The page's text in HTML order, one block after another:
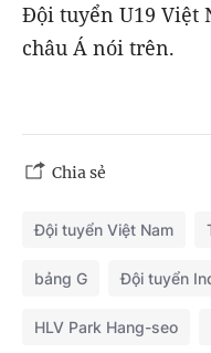
Đội tuyển U19 Việt
châu Á nói trên.
Chia sẻ
Đội tuyển Việt Nam
bảng G Đội tuyển
HLV Park Hang-seo